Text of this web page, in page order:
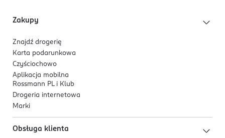
Zakupy
Znajdź drogerię
Karta podarunkowa
Czyściochowo
Aplikacja mobilna
Rossmann PL i Klub
Drogeria internetowa
Marki
Obsługa klienta